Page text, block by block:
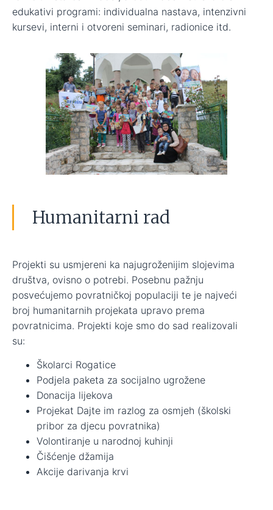
edukativi programi: individualna nastava, intenzivni
kursevi, interni i otvoreni seminari, radionice itd.
Humanitarni rad
Projekti su usmjereni ka najugroženijim slojevima
društva, ovisno o potrebi. Posebnu pažnju
posvećujemo povratničkoj populaciji te je najveći
broj humanitarnih projekata upravo prema
povratnicima. Projekti koje smo do sad realizovali
su:
Školarci Rogatice
Podjela paketa za socijalno ugrožene
Donacija lijekova
Projekat Dajte im razlog za osmjeh (školski
pribor za djecu povratnika)
Volontiranje u narodnoj kuhinji
Čišćenje džamija
Akcije darivanja krvi